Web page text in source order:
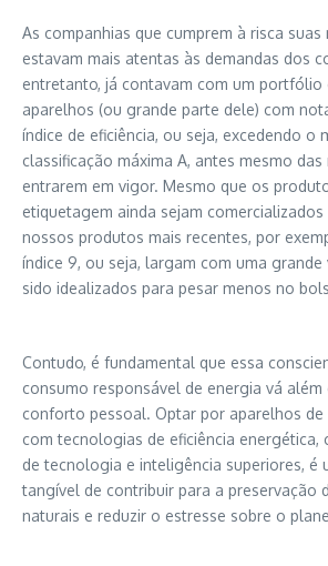
As companhias que cumprem à risca suas
estavam mais atentas às demandas dos
entretanto, já contavam com um portfólio
aparelhos (ou grande parte dele) com
índice de eficiência, ou seja, excedendo o
classificação máxima A, antes mesmo das
entrarem em vigor. Mesmo que os
etiquetagem ainda sejam
nossos produtos mais recentes, por
índice 9, ou seja, largam com uma
sido idealizados para pesar menos no
Contudo, é fundamental que essa
consumo responsável de energia vá
conforto pessoal. Optar por aparelhos de
com tecnologias de eficiência energética,
de tecnologia e inteligência superiores, é
tangível de contribuir para a preservação
naturais e reduzir o estresse sobre o